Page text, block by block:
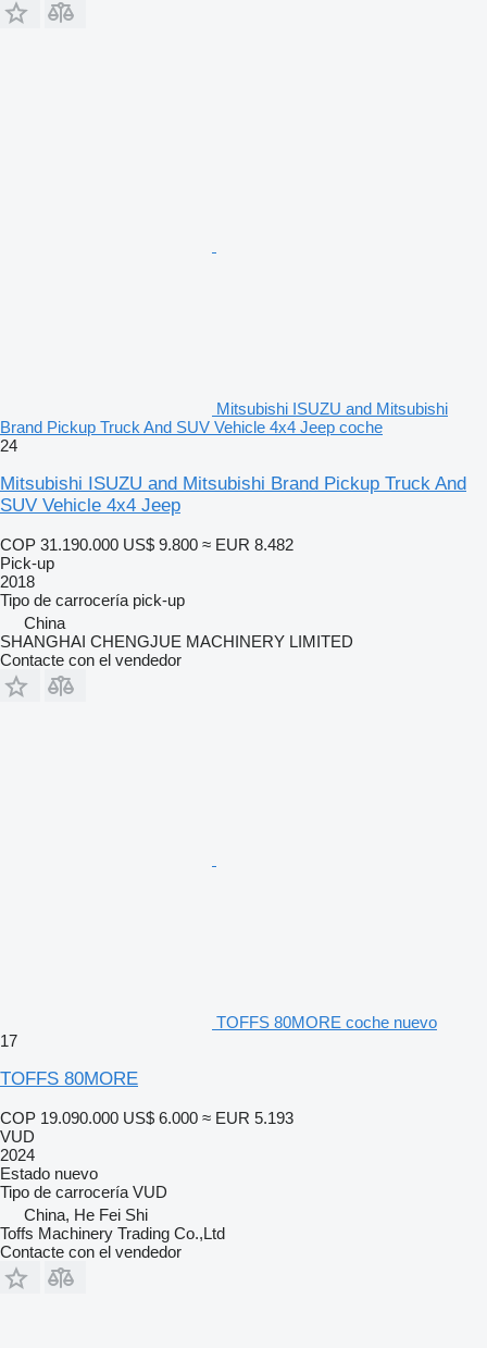
Mitsubishi ISUZU and Mitsubishi
Brand Pickup Truck And SUV Vehicle 4x4 Jeep coche
24
Mitsubishi ISUZU and Mitsubishi Brand Pickup Truck And
SUV Vehicle 4x4 Jeep
COP 31.190.000 US$ 9.800 ≈ EUR 8.482
Pick-up
2018
Tipo de carrocería pick-up
China
SHANGHAI CHENGJUE MACHINERY LIMITED
Contacte con el vendedor
TOFFS 80MORE coche nuevo
17
TOFFS 80MORE
COP 19.090.000 US$ 6.000 ≈ EUR 5.193
VUD
2024
Estado nuevo
Tipo de carrocería VUD
China, He Fei Shi
Toffs Machinery Trading Co.,Ltd
Contacte con el vendedor